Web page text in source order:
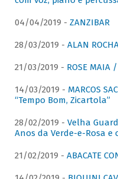
04/04/2019 - ZANZIBAR
28/03/2019 - ALAN
21/03/2019 - ROSE MAIA
14/03/2019 - MARCOS
“Tempo Bom, Zicartola”
28/02/2019 - Velha
Anos da Verde-e-Rosa e
21/02/2019 - ABACATE